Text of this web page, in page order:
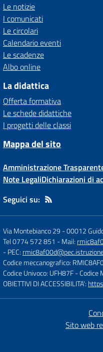
Le notizie
I comunicati
Le circolari
Calendario eventi
Le scadenze
Albo online
La didattica
Offerta formativa
Le schede didattiche
I progetti delle classi
Mappa del sito
Amministrazione
Note LegaliDichiarazioni di
Seguici su:
Via Montebianco 29 -00012
Tel 0774 572 851 - Mail:
- PEC:
Codice meccanografico:
Codice Univoco: UFH87F- Codice
OBIETTIVI DI ACCESSIBILITA':
Sito web